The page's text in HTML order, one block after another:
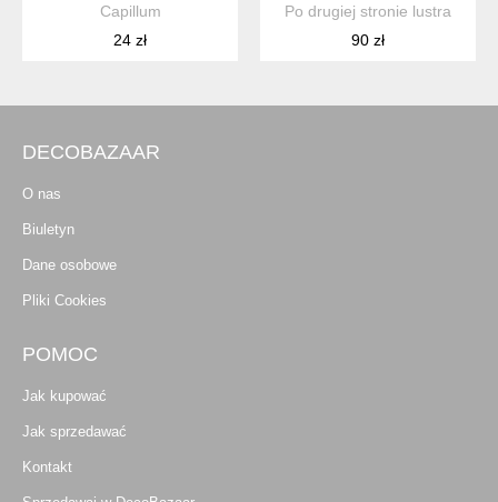
Capillum
24 zł
Po drugiej stronie lustra
90 zł
DECOBAZAAR
O nas
Biuletyn
Dane osobowe
Pliki Cookies
POMOC
Jak kupować
Jak sprzedawać
Kontakt